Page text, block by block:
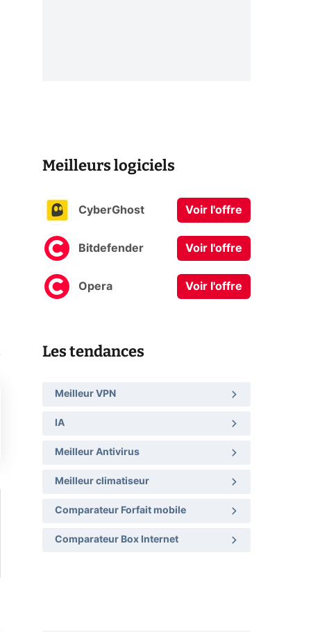
Meilleurs logiciels
CyberGhost Voir l'offre
Bitdefender Voir l'offre
Opera Voir l'offre
Les tendances
Meilleur VPN
IA
Meilleur Antivirus
Meilleur climatiseur
Comparateur Forfait mobile
Comparateur Box Internet